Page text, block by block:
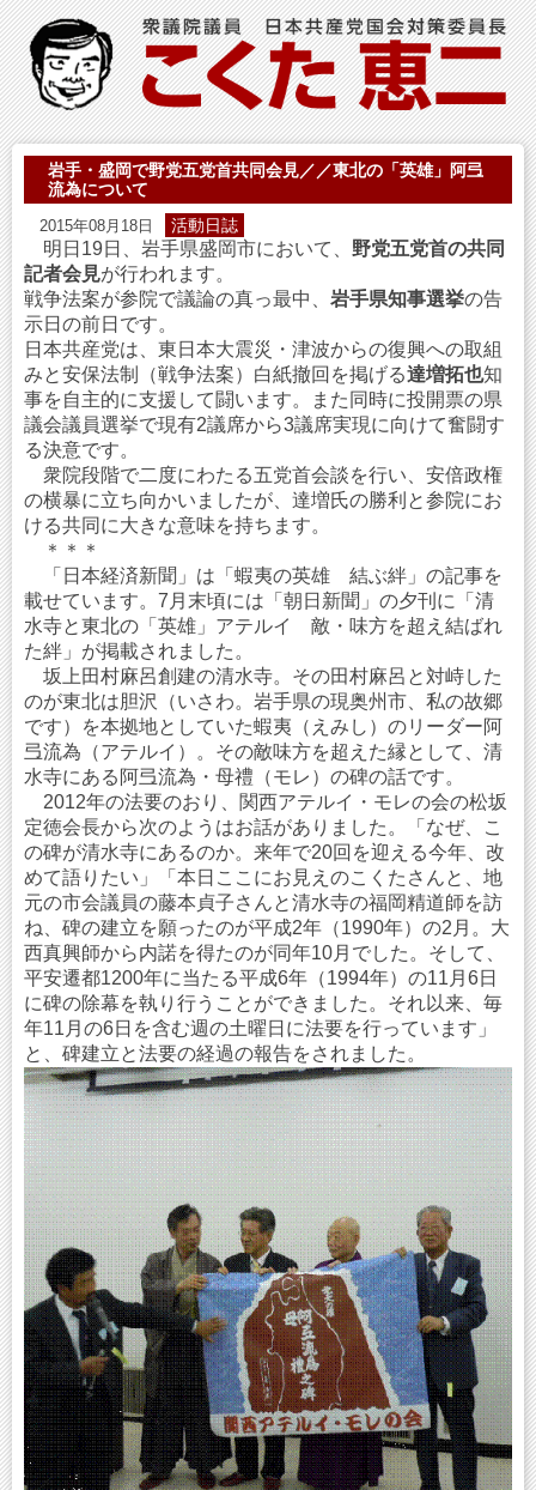
岩手・盛岡で野党五党首共同会見／／東北の「英雄」阿弖
流為について
2015年08月18日 活動日誌
明日19日、岩手県盛岡市において、 野党五党首の共同
記者会見が行われます。
戦争法案が参院で議論の真っ最中、 岩手県知事選挙の告
示日の前日です。
日本共産党は、東日本大震災・津波からの復興への取組
みと安保法制（戦争法案）白紙撤回を掲げる達増拓也知
事を自主的に支援して闘います。また同時に投開票の県
議会議員選挙で現有2議席から3議席実現に向けて奮闘す
る決意です。
衆院段階で二度にわたる五党首会談を行い、安倍政権
の横暴に立ち向かいましたが、達増氏の勝利と参院にお
ける共同に大きな意味を持ちます。
＊＊＊
「日本経済新聞」は「蝦夷の英雄 結ぶ絆」の記事を
載せています。7月末頃には「朝日新聞」の夕刊に「清
水寺と東北の「英雄」アテルイ 敵・味方を超え結ばれ
た絆」が掲載されました。
坂上田村麻呂創建の清水寺。その田村麻呂と対峙した
のが東北は胆沢（いさわ。岩手県の現奥州市、私の故郷
です）を本拠地としていた蝦夷（えみし）のリーダー阿
弖流為（アテルイ）。その敵味方を超えた縁として、清
水寺にある阿弖流為・母禮（モレ）の碑の話です。
2012年の法要のおり、関西アテルイ・モレの会の松坂
定徳会長から次のようはお話がありました。「なぜ、こ
の碑が清水寺にあるのか。来年で20回を迎える今年、改
めて語りたい」「本日ここにお見えのこくたさんと、地
元の市会議員の藤本貞子さんと清水寺の福岡精道師を訪
ね、碑の建立を願ったのが平成2年（1990年）の2月。大
西真興師から内諾を得たのが同年10月でした。そして、
平安遷都1200年に当たる平成6年（1994年）の11月6日
に碑の除幕を執り行うことができました。それ以来、毎
年11月の6日を含む週の土曜日に法要を行っています」
と、碑建立と法要の経過の報告をされました。